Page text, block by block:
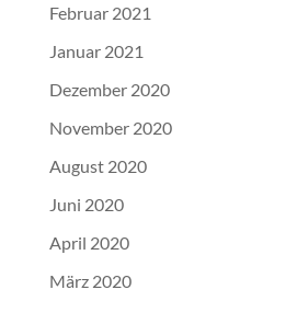
Februar 2021
Januar 2021
Dezember 2020
November 2020
August 2020
Juni 2020
April 2020
März 2020